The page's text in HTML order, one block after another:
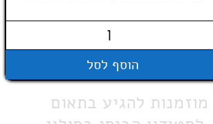
הוסף לסל
מוזמנות להגיע בתאום